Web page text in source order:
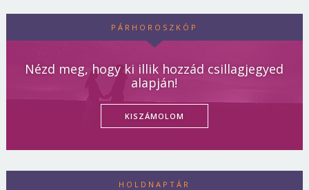
PÁRHOROSZKÓP
Nézd meg, hogy ki illik hozzád csillagjegyed
alapján!
KISZÁMOLOM
HOLDNAPTÁR